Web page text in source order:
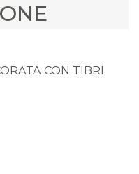
CON TIBRI